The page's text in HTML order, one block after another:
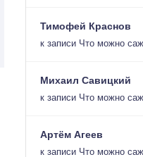
Тимофей Краснов
к записи Что можно
Михаил Савицкий
к записи Что можно
Артём Агеев
к записи Что можно